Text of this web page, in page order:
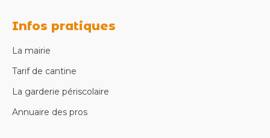
Infos pratiques
La mairie
Tarif de cantine
La garderie périscolaire
Annuaire des pros